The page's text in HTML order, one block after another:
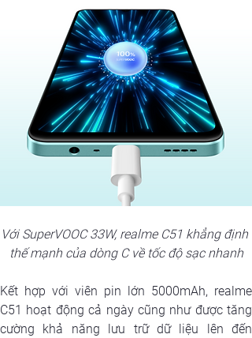
Với SuperVOOC 33W, realme C51 khẳng định
thế mạnh của dòng C về tốc độ sạc nhanh
Kết hợp với viên pin lớn 5000mAh, realme
C51 hoạt động cả ngày cũng như được tăng
cường khả năng lưu trữ dữ liệu lên đến